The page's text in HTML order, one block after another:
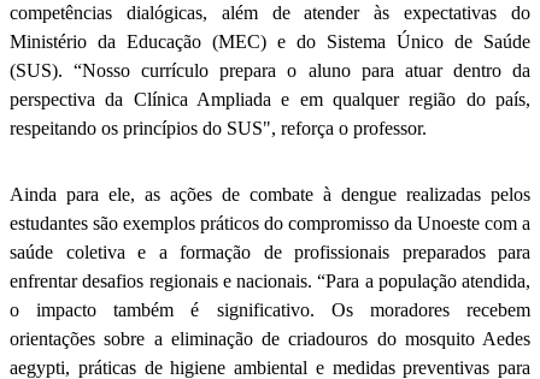
competências dialógicas, além de atender às expectativas do
Ministério da Educação (MEC) e do Sistema Único de Saúde
(SUS). “Nosso currículo prepara o aluno para atuar dentro da
perspectiva da Clínica Ampliada e em qualquer região do país,
respeitando os princípios do SUS", reforça o professor.
Ainda para ele, as ações de combate à dengue realizadas pelos
estudantes são exemplos práticos do compromisso da Unoeste com a
saúde coletiva e a formação de profissionais preparados para
enfrentar desafios regionais e nacionais. “Para a população atendida,
o impacto também é significativo. Os moradores recebem
orientações sobre a eliminação de criadouros do mosquito Aedes
aegypti, práticas de higiene ambiental e medidas preventivas para